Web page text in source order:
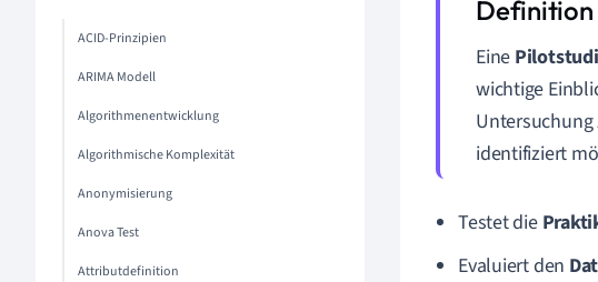
ACID-Prinzipien
ARIMA Modell
Algorithmenentwicklung
Algorithmische Komplexität
Anonymisierung
Anova Test
Attributdefinition
Eine
wichtige
identifiziert
Testet die
Evaluiert den